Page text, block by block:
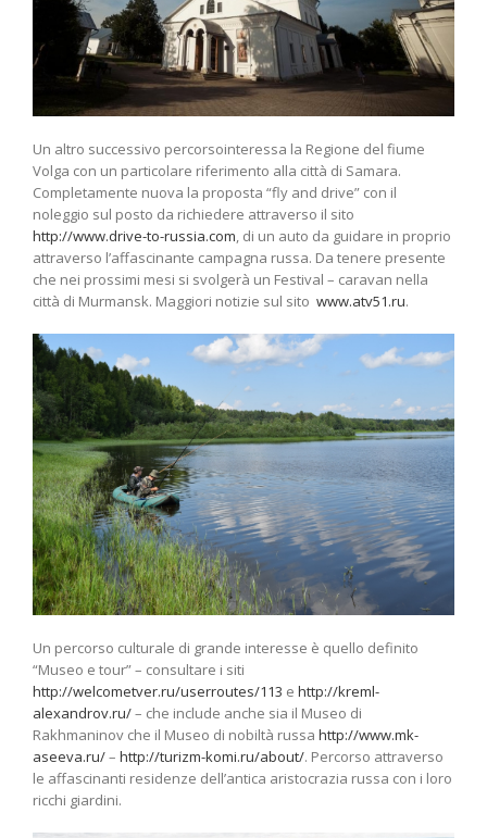
Un altro successivo percorsointeressa la Regione del fiume
Volga con un particolare riferimento alla città di Samara.
Completamente nuova la proposta “fly and drive” con il
noleggio sul posto da richiedere attraverso il sito
http://www.drive-to-russia.com, di un auto da guidare in proprio
attraverso l’affascinante campagna russa. Da tenere presente
che nei prossimi mesi si svolgerà un Festival – caravan nella
città di Murmansk. Maggiori notizie sul sito www.atv51.ru.
Un percorso culturale di grande interesse è quello definito
“Museo e tour” – consultare i siti
http://welcometver.ru/userroutes/113 e http://kreml-
alexandrov.ru/– che include anche sia il Museo di
Rakhmaninov che il Museo di nobiltà russa http://www.mk-
aseeva.ru/– http://turizm-komi.ru/about/. Percorso attraverso
le affascinanti residenze dell’antica aristocrazia russa con i loro
ricchi giardini.